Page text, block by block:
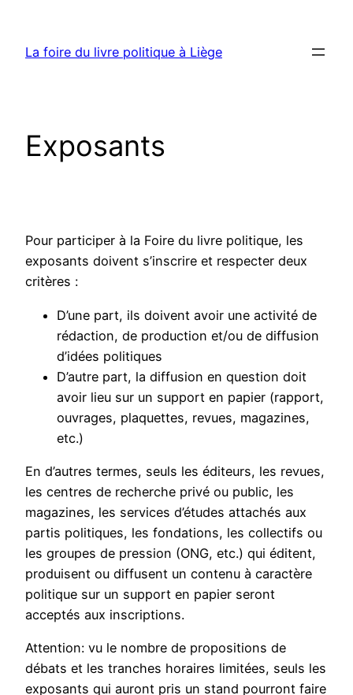
contenu
La foire du livre politique à Liège
Exposants
Pour participer à la Foire du livre politique, les
exposants doivent s’inscrire et respecter deux
critères :
D’une part, ils doivent avoir une activité de
rédaction, de production et/ou de diffusion
d’idées politiques
D’autre part, la diffusion en question doit
avoir lieu sur un support en papier (rapport,
ouvrages, plaquettes, revues, magazines,
etc.)
En d’autres termes, seuls les éditeurs, les revues,
les centres de recherche privé ou public, les
magazines, les services d’études attachés aux
partis politiques, les fondations, les collectifs ou
les groupes de pression (ONG, etc.) qui éditent,
produisent ou diffusent un contenu à caractère
politique sur un support en papier seront
acceptés aux inscriptions.
Attention: vu le nombre de propositions de
débats et les tranches horaires limitées, seuls les
exposants qui auront pris un stand pourront faire